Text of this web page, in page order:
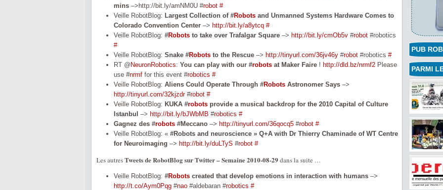
mins –>http://bit.ly/amNM0U #robot #
Veille RobotBlog: Largest Collection of #Robots and Unmanned Systems Hardware Comes to
Colorado Convention Center –> http://bit.ly/a8ytcq #
Veille RobotBlog: #Robots to take over Trafalgar Square –> http://bit.ly/cmOb5v #robot #robotics
#
Veille RobotBlog: Snake #Robots to the Rescue –> http://tinyurl.com/36jv46y #robot #robotics #
RT @ NeuronRobotics: You can play with our #robots at Maker Faire ! http://dld.bz/nrmf2 Please
use #nrmf for this event #robotics #
Veille RobotBlog: Aliens Could Operate Through #Robots Astronomer Says –>
http://tinyurl.com/32kjzdr#robot #
Veille RobotBlog: KUKA #robots provide a musical backdrop for the 2010 Capital of Culture
Istanbul –> http://bit.ly/bJWbMB #robotics #
Gagnez des #robots #Meccano –> http://tinyurl.com/36qocq5 #robot #
Veille RobotBlog: « #Robots and neuroscience » Q+A with Dr Thierry Chaminade of WT Centre
for Neuroimaging –> http://bit.ly/duLTyS #robot #
Les autresTweets de RobotBlog sur Twitter – Semaine 2010-08-29 dans la suite …
Veille RobotBlog: #Robots created that develop emotions in interaction with humans –>
http://t.co/Aym0Pqg #nao #aldebaran #robotics #
PUB
PARMI